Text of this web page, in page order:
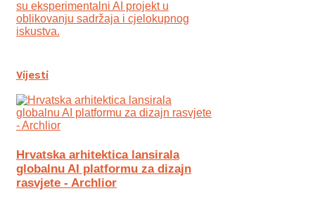
su eksperimentalni AI projekt u
oblikovanju sadržaja i cjelokupnog
iskustva.
Vijesti
Hrvatska arhitektica lansirala
globalnu AI platformu za dizajn
rasvjete - Archlior